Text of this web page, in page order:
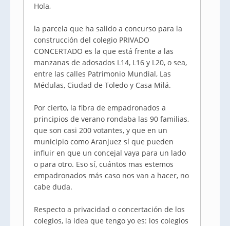
Hola,
la parcela que ha salido a concurso para la
construcción del colegio PRIVADO
CONCERTADO es la que está frente a las
manzanas de adosados L14, L16 y L20, o sea,
entre las calles Patrimonio Mundial, Las
Médulas, Ciudad de Toledo y Casa Milá.
Por cierto, la fibra de empadronados a
principios de verano rondaba las 90 familias,
que son casi 200 votantes, y que en un
municipio como Aranjuez sí que pueden
influir en que un concejal vaya para un lado
o para otro. Eso sí, cuántos mas estemos
empadronados más caso nos van a hacer, no
cabe duda.
Respecto a privacidad o concertación de los
colegios, la idea que tengo yo es: los colegios